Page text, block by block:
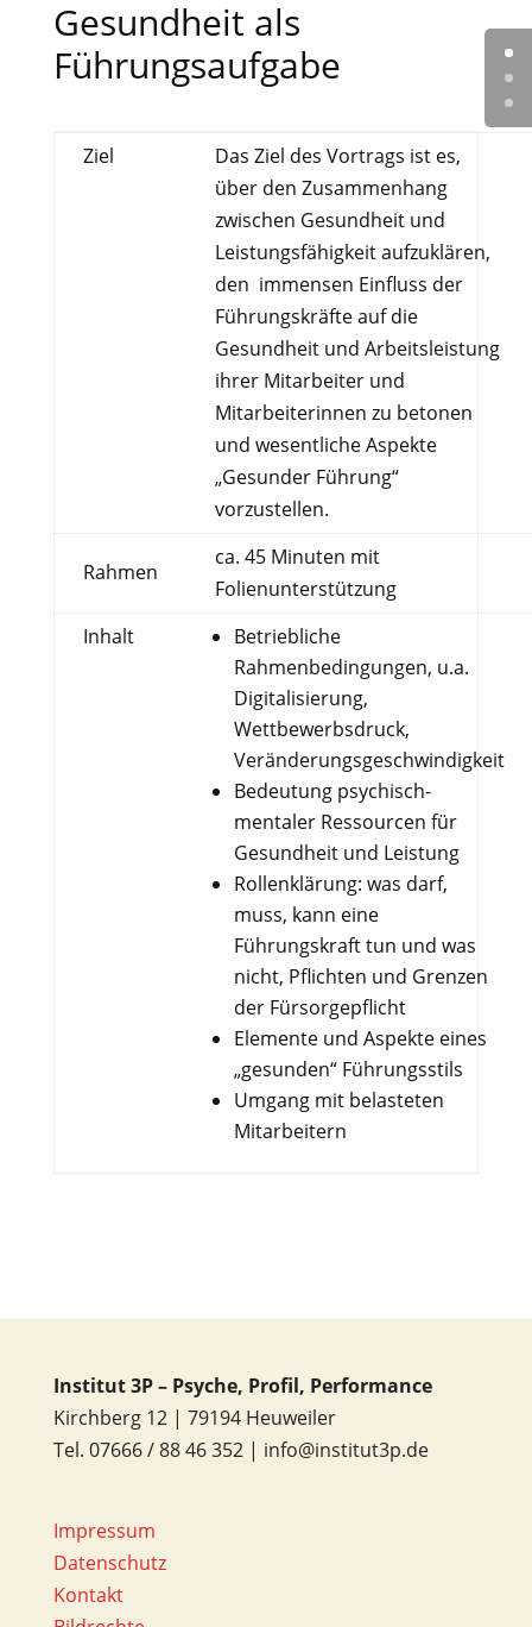
Gesundheit als
Führungsaufgabe
Ziel
Das Ziel des Vortrags ist es,
über den Zusammenhang
zwischen Gesundheit und
Leistungsfähigkeit aufzuklären,
den immensen Einfluss der
Führungskräfte auf die
Gesundheit und Arbeitsleistung
ihrer Mitarbeiter und
Mitarbeiterinnen zu betonen
und wesentliche Aspekte
„Gesunder Führung“
vorzustellen.
Rahmen
ca. 45 Minuten mit
Folienunterstützung
Inhalt
Betriebliche
Rahmenbedingungen, u.a.
Digitalisierung,
Wettbewerbsdruck,
Veränderungsgeschwindigkeit
Bedeutung psychisch-
mentaler Ressourcen für
Gesundheit und Leistung
Rollenklärung: was darf,
muss, kann eine
Führungskraft tun und was
nicht, Pflichten und Grenzen
der Fürsorgepflicht
Elemente und Aspekte eines
„gesunden“ Führungsstils
Umgang mit belasteten
Mitarbeitern
Institut 3P – Psyche, Profil, Performance
Kirchberg 12 | 79194 Heuweiler
Tel. 07666 / 88 46 352 | info@institut3p.de
Impressum
Datenschutz
Kontakt